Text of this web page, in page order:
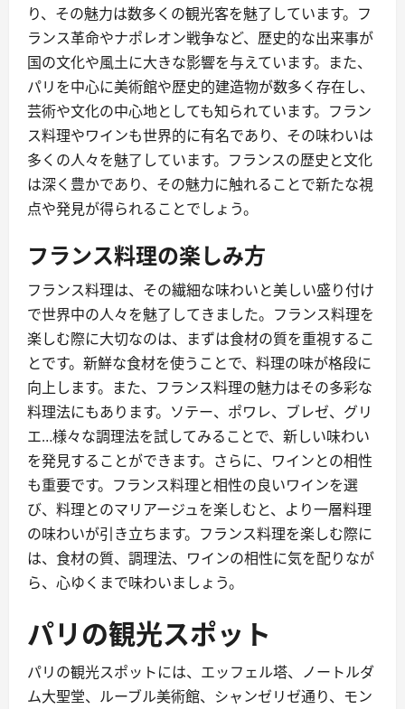
り、その魅力は数多くの観光客を魅了しています。フ
ランス革命やナポレオン戦争など、歴史的な出来事が
国の文化や風土に大きな影響を与えています。また、
パリを中心に美術館や歴史的建造物が数多く存在し、
芸術や文化の中心地としても知られています。フラン
ス料理やワインも世界的に有名であり、その味わいは
多くの人々を魅了しています。フランスの歴史と文化
は深く豊かであり、その魅力に触れることで新たな視
点や発見が得られることでしょう。
フランス料理の楽しみ方
フランス料理は、その繊細な味わいと美しい盛り付け
で世界中の人々を魅了してきました。フランス料理を
楽しむ際に大切なのは、まずは食材の質を重視するこ
とです。新鮮な食材を使うことで、料理の味が格段に
向上します。また、フランス料理の魅力はその多彩な
料理法にもあります。ソテー、ポワレ、ブレゼ、グリ
エ…様々な調理法を試してみることで、新しい味わい
を発見することができます。さらに、ワインとの相性
も重要です。フランス料理と相性の良いワインを選
び、料理とのマリアージュを楽しむと、より一層料理
の味わいが引き立ちます。フランス料理を楽しむ際に
は、食材の質、調理法、ワインの相性に気を配りなが
ら、心ゆくまで味わいましょう。
パリの観光スポット
パリの観光スポットには、エッフェル塔、ノートルダ
ム大聖堂、ルーブル美術館、シャンゼリゼ通り、モン